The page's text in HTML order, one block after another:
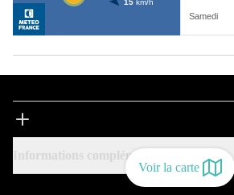
Voir la carte
Informations complémentaires